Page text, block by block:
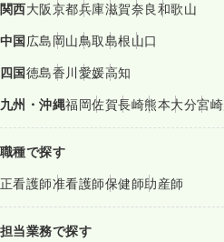
関西大阪京都兵庫滋賀奈良和歌山
中国広島岡山鳥取島根山口
四国徳島香川愛媛高知
九州・沖縄福岡佐賀長崎熊本大分宮崎
職種で探す
正看護師准看護師保健師助産師
担当業務で探す